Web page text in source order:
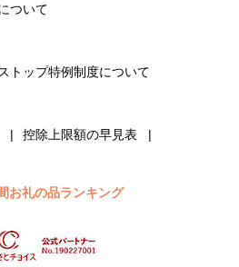
ついて
トップ特例制度について
控除上限額の早見表
お礼の品ランキング